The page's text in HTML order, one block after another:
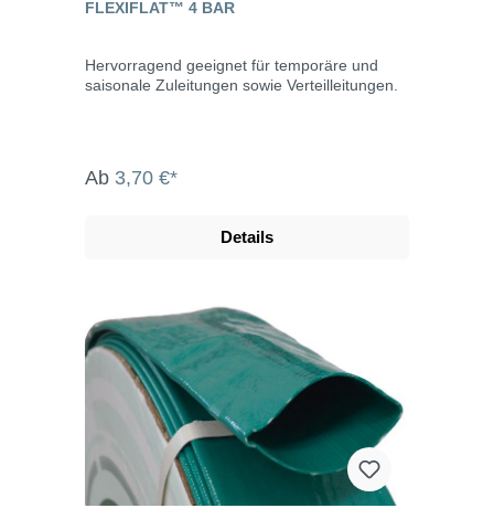
FLEXIFLAT™ 4 BAR
Hervorragend geeignet für temporäre und
saisonale Zuleitungen sowie Verteilleitungen.
Ab 3,70 €*
Details